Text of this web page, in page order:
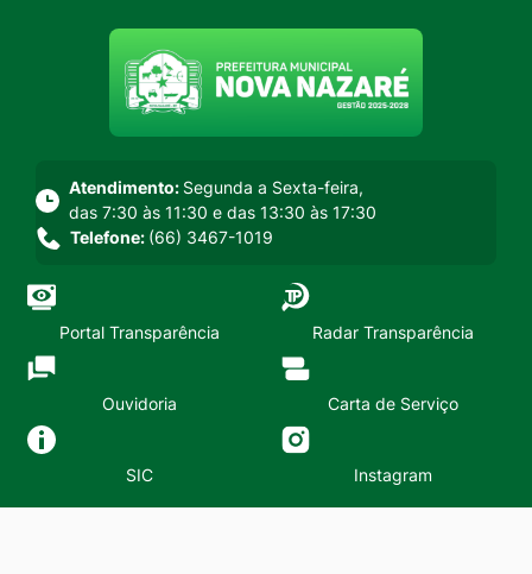
Seção do menu principal
Atendimento: Segunda a Sexta-feira,
das 7:30 às 11:30 e das 13:30 às 17:30
Telefone: (66) 3467-1019
Portal Transparência Radar Transparência
Ouvidoria Carta de Serviço
SIC Instagram